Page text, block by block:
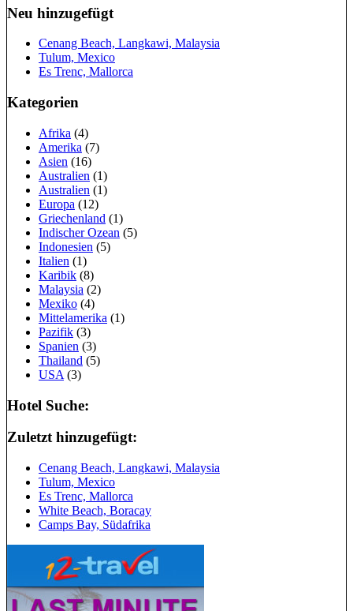
Neu hinzugefügt
Cenang Beach, Langkawi, Malaysia
Tulum, Mexico
Es Trenc, Mallorca
Kategorien
Afrika (4)
Amerika (7)
Asien (16)
Australien (1)
Australien (1)
Europa (12)
Griechenland (1)
Indischer Ozean (5)
Indonesien (5)
Italien (1)
Karibik (8)
Malaysia (2)
Mexiko (4)
Mittelamerika (1)
Pazifik (3)
Spanien (3)
Thailand (5)
USA (3)
Hotel Suche:
Zuletzt hinzugefügt:
Cenang Beach, Langkawi, Malaysia
Tulum, Mexico
Es Trenc, Mallorca
White Beach, Boracay
Camps Bay, Südafrika